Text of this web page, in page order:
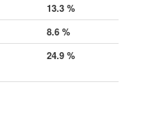
13.3 %
8.6 %
24.9 %